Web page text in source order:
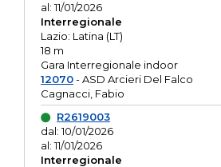
al: 11/01/2026
Interregionale
Lazio: Latina (LT)
18 m
Gara Interregionale indoor
12070- ASD Arcieri Del Falco
Cagnacci, Fabio
R2619003
dal: 10/01/2026
al: 11/01/2026
Interregionale